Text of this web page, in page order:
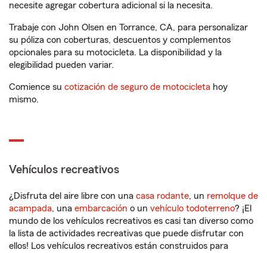
necesite agregar cobertura adicional si la necesita.
Trabaje con John Olsen en Torrance, CA, para personalizar
su póliza con coberturas, descuentos y complementos
opcionales para su motocicleta. La disponibilidad y la
elegibilidad pueden variar.
Comience su cotización de seguro de motocicleta hoy
mismo.
Vehículos recreativos
¿Disfruta del aire libre con una casa rodante, un remolque de
acampada, una embarcación o un vehículo todoterreno? ¡El
mundo de los vehículos recreativos es casi tan diverso como
la lista de actividades recreativas que puede disfrutar con
ellos! Los vehículos recreativos están construidos para